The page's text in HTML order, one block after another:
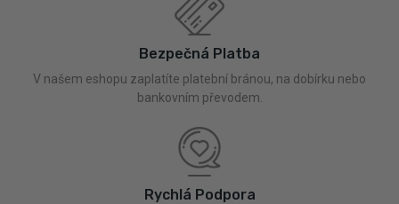
Bezpečná Platba
V našem eshopu zaplatíte platební bránou, na dobírku nebo
bankovním převodem.
Rychlá Podpora